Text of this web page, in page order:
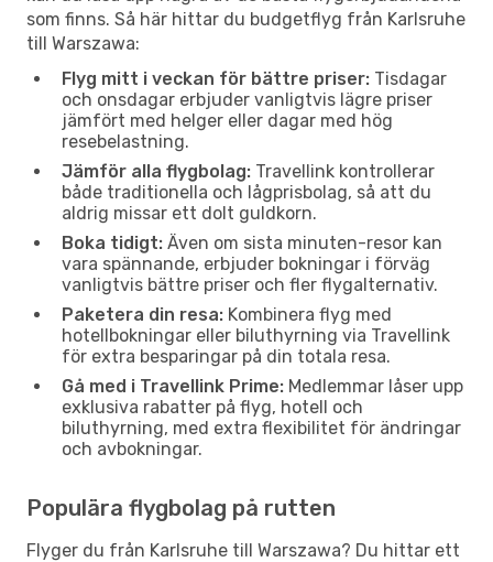
som finns. Så här hittar du budgetflyg från Karlsruhe
till Warszawa:
Flyg mitt i veckan för bättre priser: Tisdagar
och onsdagar erbjuder vanligtvis lägre priser
jämfört med helger eller dagar med hög
resebelastning.
Jämför alla flygbolag: Travellink kontrollerar
både traditionella och lågprisbolag, så att du
aldrig missar ett dolt guldkorn.
Boka tidigt: Även om sista minuten-resor kan
vara spännande, erbjuder bokningar i förväg
vanligtvis bättre priser och fler flygalternativ.
Paketera din resa: Kombinera flyg med
hotellbokningar eller biluthyrning via Travellink
för extra besparingar på din totala resa.
Gå med i Travellink Prime: Medlemmar låser upp
exklusiva rabatter på flyg, hotell och
biluthyrning, med extra flexibilitet för ändringar
och avbokningar.
Populära flygbolag på rutten
Flyger du från Karlsruhe till Warszawa? Du hittar ett